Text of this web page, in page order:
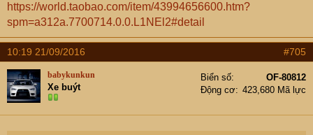
https://world.taobao.com/item/43994656600.htm?
spm=a312a.7700714.0.0.L1NEl2#detail
10:19 21/09/2016 #705
babykunkun
Xe buýt
Biển số
OF-80812
Động cơ
423,680 Mã lực